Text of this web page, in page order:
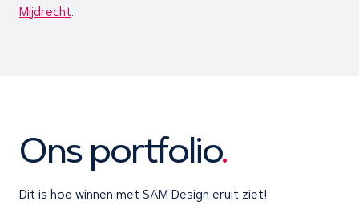
Mijdrecht.
Ons portfolio.
Dit is hoe winnen met SAM Design eruit ziet!